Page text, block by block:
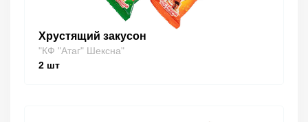
Хрустящий закусон
"КФ "Атаг" Шексна"
2 шт